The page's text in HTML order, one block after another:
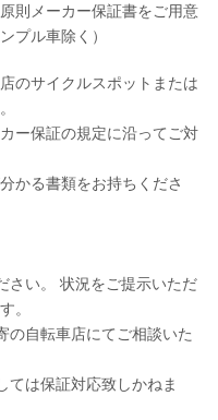
則メーカー保証書をご用意
プル車除く）
のサイクルスポットまたは
ー保証の規定に沿ってご対
かる書類をお持ちくださ
さい。 状況をご提示いただ
。
の自転車店にてご相談いた
ては保証対応致しかねま